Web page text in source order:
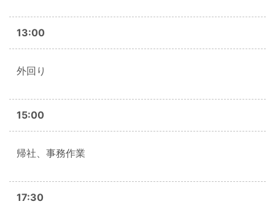
13:00
外回り
15:00
帰社、事務作業
17:30